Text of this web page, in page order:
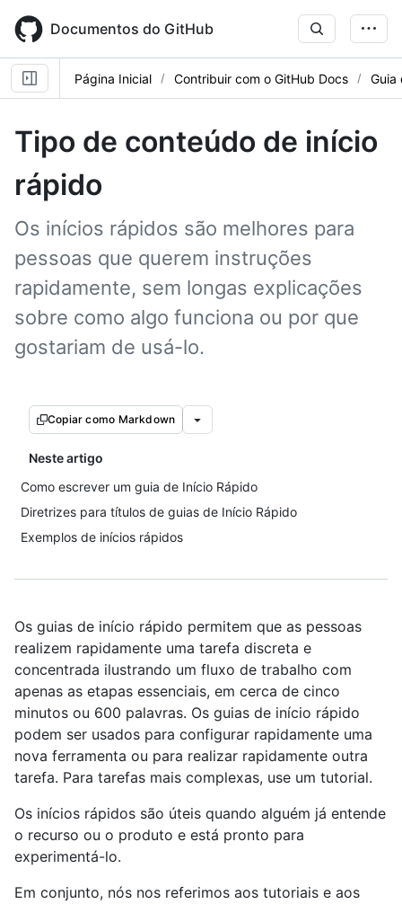
main
content
Documentos do GitHub
Página Inicial Contribuir com o GitHub Docs Guia
Tipo de conteúdo de início
rápido
Os inícios rápidos são melhores para
pessoas que querem instruções
rapidamente, sem longas explicações
sobre como algo funciona ou por que
gostariam de usá-lo.
Copiar como Markdown
Neste artigo
Como escrever um guia de Início Rápido
Diretrizes para títulos de guias de Início Rápido
Exemplos de inícios rápidos
Os guias de início rápido permitem que as pessoas
realizem rapidamente uma tarefa discreta e
concentrada ilustrando um fluxo de trabalho com
apenas as etapas essenciais, em cerca de cinco
minutos ou 600 palavras. Os guias de início rápido
podem ser usados para configurar rapidamente uma
nova ferramenta ou para realizar rapidamente outra
tarefa. Para tarefas mais complexas, use um tutorial.
Os inícios rápidos são úteis quando alguém já entende
o recurso ou o produto e está pronto para
experimentá-lo.
Em conjunto, nós nos referimos aos tutoriais e aos